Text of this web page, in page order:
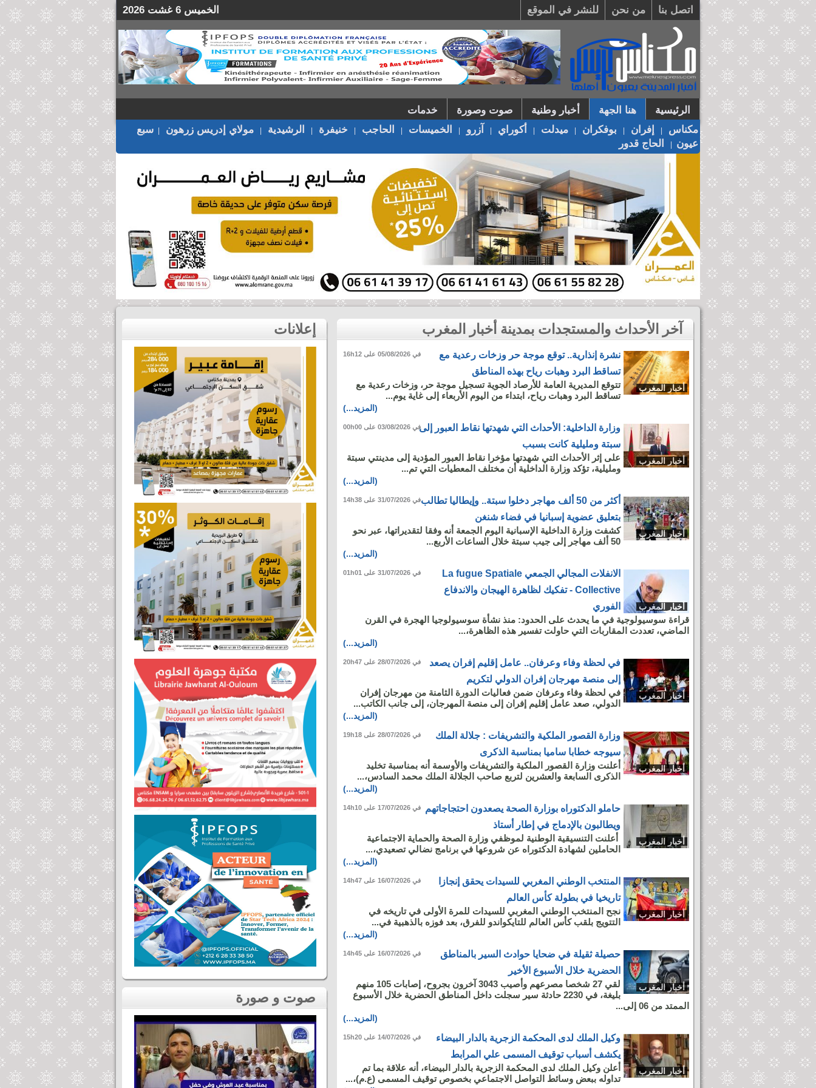
اتصل بنا من نحن للنشر في الموقع الخميس 6 غشت 2026
الرئيسية
هنا الجهة
مكناس
إفران بوفكران ميدلت أكوراي آزرو الخميسات الحاجب خنيفرة الرشيدية مولاي إدريس زرهون
سبع
عيون
الحاج قدور
أخبار وطنية صوت وصورة خدمات
أخبار المغرب
نشرة إنذارية.. توقع موجة حر وزخات رعدية مع
تساقط البرد وهبات رياح بهذه المناطق
تتوقع المديرية العامة للأرصاد الجوية تسجيل موجة حر، وزخات رعدية مع
تساقط البرد وهبات رياح، ابتداء من اليوم الأربعاء إلى غاية يوم...
(المزيد...)
في 05/08/2026 على 16h12
أخبار المغرب
وزارة الداخلية: الأحداث التي شهدتها نقاط العبور إلى
سبتة ومليلية كانت بسبب
على إثر الأحداث التي شهدتها مؤخرا نقاط العبور المؤدية إلى مدينتي سبتة
ومليلية، تؤكد وزارة الداخلية أن مختلف المعطيات التي تم...
(المزيد...)
في 03/08/2026 على 00h00
أخبار المغرب
أكثر من 50 ألف مهاجر دخلوا سبتة.. وإيطاليا تطالب
بتعليق عضوية إسبانيا في فضاء شنغن
كشفت ​وزارة الداخلية الإسبانية اليوم الجمعة ‌أنه وفقا ‌لتقديراتها، عبر نحو
50 ​ألف مهاجر إلى جيب سبتة خلال الساعات ​الأربع...
(المزيد...)
في 31/07/2026 على 14h38
أخبار المغرب
الانفلات المجالي الجمعي La fugue Spatiale
Collective - تفكيك لظاهرة الهيجان والاندفاع
الفوري
قراءة سوسيولوجية في ما يحدث على الحدود: منذ نشأة سوسيولوجيا الهجرة في القرن
الماضي، تعددت المقاربات التي حاولت تفسير هذه الظاهرة،...
(المزيد...)
في 31/07/2026 على 01h01
أخبار المغرب
في لحظة وفاء وعرفان.. عامل إقليم إفران يصعد
إلى منصة مهرجان إفران الدولي لتكريم
في لحظة وفاء وعرفان ضمن فعاليات الدورة الثامنة من مهرجان إفران
الدولي، صعد عامل إقليم إفران إلى منصة المهرجان، إلى جانب الكاتب...
(المزيد...)
في 28/07/2026 على 20h47
أخبار المغرب
وزارة القصور الملكية والتشريفات : جلالة الملك
سيوجه خطابا ساميا بمناسبة الذكرى
أعلنت وزارة القصور الملكية والتشريفات والأوسمة أنه بمناسبة تخليد
الذكرى السابعة والعشرين لتربع صاحب الجلالة الملك محمد السادس،...
(المزيد...)
في 28/07/2026 على 19h18
أخبار المغرب
حاملو الدكتوراه بوزارة الصحة يصعدون احتجاجاتهم
ويطالبون بالإدماج في إطار أستاذ
أعلنت التنسيقية الوطنية لموظفي وزارة الصحة والحماية الاجتماعية
الحاملين لشهادة الدكتوراه عن شروعها في برنامج نضالي تصعيدي،...
(المزيد...)
في 17/07/2026 على 14h10
أخبار المغرب
المنتخب الوطني المغربي للسيدات يحقق إنجازا
تاريخيا في بطولة كأس العالم
نجح المنتخب الوطني المغربي للسيدات للمرة الأولى في تاريخه في
التتويج بلقب كأس العالم للتايكواندو للفرق، بعد فوزه بالذهبية في...
(المزيد...)
في 16/07/2026 على 14h47
أخبار المغرب
حصيلة ثقيلة في ضحايا حوادث السير بالمناطق
الحضرية خلال الأسبوع الأخير
لقي 27 شخصا مصرعهم وأصيب 3043 آخرون بجروح، إصابات 105 منهم
بليغة، في 2230 حادثة سير سجلت داخل المناطق الحضرية خلال الأسبوع
الممتد من 06 إلى...
(المزيد...)
في 16/07/2026 على 14h45
أخبار المغرب
وكيل الملك لدى المحكمة الزجرية بالدار البيضاء
يكشف أسباب توقيف المسمى علي المرابط
أعلن وكيل الملك لدى المحكمة الزجرية بالدار البيضاء، أنه علاقة بما تم
تداوله ببعض وسائط التواصل الاجتماعي بخصوص توقيف المسمى (ع.م)،...
في 14/07/2026 على 15h20